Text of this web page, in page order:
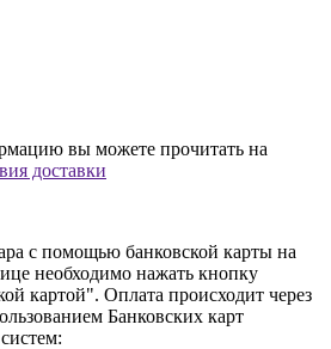
вы можете прочитать на
доставки
с помощью банковской карты на
необходимо нажать кнопку
картой". Оплата происходит через
Банковских карт